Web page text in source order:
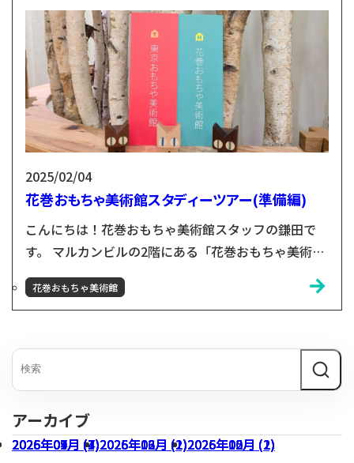
おもちゃ美術館スタッフの中川＆鎌田が小友木材店の
120周年記念事業として企画した東京おもちゃ美術館
スタディーツアー✨前回は準備編ということで、当日
を迎えるまでの経緯...
2025/02/04
花巻おもちゃ美術館スタディーツアー(準備編)
こんにちは！花巻おもちゃ美術館スタッフの鎌田で
す。 マルカンビルの2階にある「花巻おもちゃ美術
館」。岩手県産の木材を30種類以上をふんだんに
使った館内に、たくさんのおもちゃを展示、実際に手
アスタッフがおもちゃとお客様をつなぐ架け橋となっ
てみなさんをおもてなしいたします。この度、小友木
花巻おもちゃ美術館
アーカイブ
2026年07月 (3)2026年06月 (1)2026年05月 (1)
2026年04月 (1)2026年03月 (1)2026年02月 (2)
2026年01月 (4)2025年12月 (2)2025年10月 (2)
2025年09月 (7)